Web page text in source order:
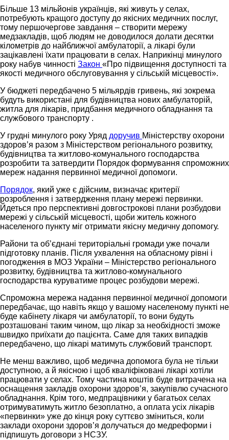
Більше 13 мільйонів українців, які живуть у селах,
потребують кращого доступу до якісних медичних послуг,
тому першочергове завдання – створити мережу
медзакладів, щоб людям не доводилося долати десятки
кілометрів до найближчої амбулаторії, а лікарі були
зацікавлені їхати працювати в селах. Наприкінці минулого
року набув чинності Закон «Про підвищення доступності та
якості медичного обслуговування у сільській місцевості».
У бюджеті передбачено 5 мільярдів гривень, які зокрема
будуть використані для будівництва нових амбулаторій,
житла для лікарів, придбання медичного обладнання та
службового транспорту .
У грудні минулого року Уряд доручив Міністерству охорони
здоров’я разом з Міністерством регіонального розвитку,
будівництва та житлово-комунального господарства
розробити та затвердити Порядок формування спроможних
мереж надання первинної медичної допомоги.
Порядок, який уже є дійсним, визначає критерії
розроблення і затвердження плану мережі первинки.
Йдеться про перспективні довгострокові плани розбудови
мережі у сільській місцевості, щоби житель кожного
населеного пункту міг отримати якісну медичну допомогу.
Райони та об’єднані територіальні громади уже почали
підготовку планів. Після ухвалення на обласному рівні і
погодження в МОЗ України – Міністерство регіонального
розвитку, будівництва та житлово-комунального
господарства куруватиме процес розбудови мережі.
Спроможна мережа надання первинної медичної допомоги
передбачає, що навіть якщо у вашому населеному пункті не
буде кабінету лікаря чи амбулаторії, то вони будуть
розташовані таким чином, що лікар за необхідності зможе
швидко приїхати до пацієнта. Саме для таких випадків
передбачено, що лікарі матимуть службовий транспорт.
Не менш важливо, щоб медична допомога була не тільки
доступною, а й якісною і щоб кваліфіковані лікарі хотіли
працювати у селах. Тому частина коштів буде витрачена на
оснащення закладів охорони здоров’я, закупівлю сучасного
обладнання. Крім того, медпрацівники у багатьох селах
отримуватимуть житло безоплатно, а оплата усіх лікарів
«первинки» уже до кінця року суттєво зміниться, коли
заклади охорони здоров’я долучаться до медреформи і
підпишуть договори з НСЗУ.